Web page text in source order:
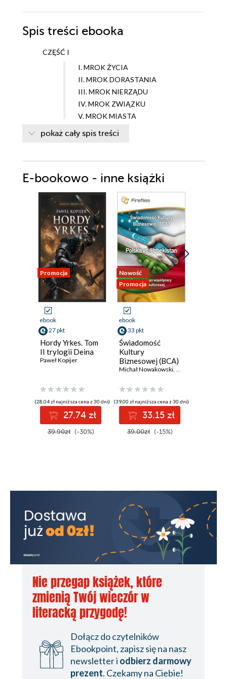
Spis treści ebooka
CZĘŚĆ I
I. MROK ŻYCIA
II. MROK DORASTANIA
III. MROK NIERZĄDU
IV. MROK ZWIĄZKU
V. MROK MIASTA
VI. MROK PODRÓŻY
VII. MROK WYSTĘPKU
CZĘŚĆ II
I. ŚWIATŁO DRZEW
II. ŚWIATŁO OGNIA
III. ŚWIATŁO ETERU
IV. ŚWIATŁO METALU
V. MROK WODY
VI. ŚWIATŁO WODY
VII. ŚWIATŁO NIEBIAŃSKIEJ JASKINI
VIII. ŚWIATŁO PODĄŻANIA ZA
CELEM
IX. ŚWIATŁO NOWEGO ŚWIATA
CZĘŚĆ III
I. MROK EGZYSTENCJI
II. ŚWIATŁO I MROK
pokaż cały spis treści
E-bookowo - inne książki
Promocja
ebook
27 pkt
Hordy Yrkes. Tom
II trylogii Deina
Paweł Kopijer
(28,04 zł najniższa cena z 30 dni)
27.74 zł
39.90zł (-30%)
Nowość
Promocja
ebook
33 pkt
Świadomość
Kultury
Biznesowej (BCA)
Polska vs.
Michał Nowakowski, Małgorzata
(39,00 zł najniższa cena z 30 dni)
33.15 zł
39.00zł (-15%)
Nie przegap książek, które
zmienią Twój wieczór w
literacką przygodę!
Dołącz do czytelników
Ebookpoint, zapisz się na nasz
newsletter i odbierz darmowy
prezent. Czekamy na Ciebie!